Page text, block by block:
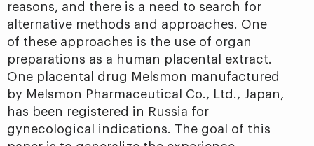
reasons, and there is a need to search for
alternative methods and approaches. One
of these approaches is the use of organ
preparations as a human placental extract.
One placental drug Melsmon manufactured
by Melsmon Pharmaceutical Co., Ltd., Japan,
has been registered in Russia for
gynecological indications. The goal of this